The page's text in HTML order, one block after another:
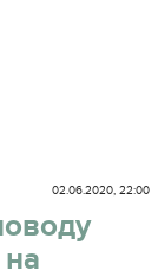
02.06.2020, 22:00